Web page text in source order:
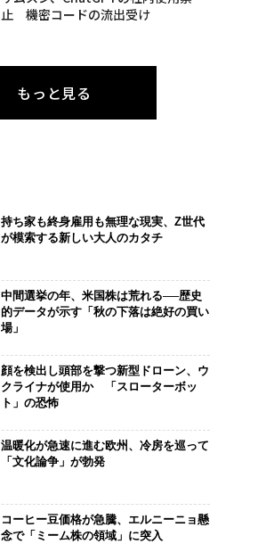
止 機密コードの流出受け
もっと見る
持ち家も終身雇用も無理な現実、Z世代
が模索する新しい大人のカタチ
中間選挙の年、米国株は荒れる──歴史
的データが示す「秋の下落は絶好の買い
場」
顔を検出し頭部を撃つ新型ドローン、ウ
クライナが使用か 「スローターボッ
ト」の恐怖
温暖化が急速に進む欧州、冷房を巡って
「文化論争」が勃発
コーヒー豆価格が急騰、エルニーニョ懸
念で「ミーム株の領域」に突入